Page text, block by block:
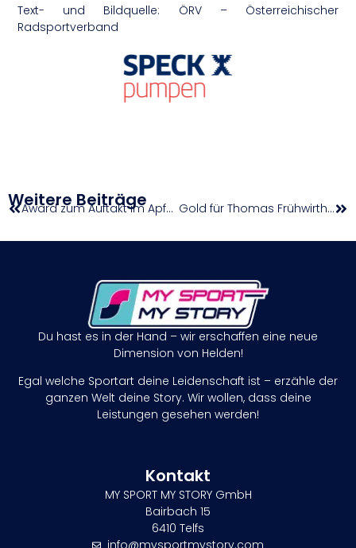
Text- und Bildquelle: ÖRV – Österreichischer
Radsportverband
Weitere Beiträge Award zum Auftakt im Apfelland Gold für Thomas Frühwirth bei der ITU Paratriathlon World Series in Yokohama
Du hast es in der Hand – wir erschaffen eine neue
Dimension von Helden!
Egal welche Sportart deine Leidenschaft ist – erzähle der
ganzen Welt deine Story. Wir wollen, dass deine
Leistungen gesehen werden!
Kontakt
MY SPORT MY STORY GmbH
Bairbach 15
6410 Telfs
info@mysportmystory.com